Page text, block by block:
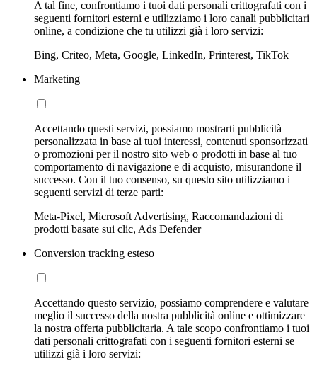
A tal fine, confrontiamo i tuoi dati personali crittografati con i
seguenti fornitori esterni e utilizziamo i loro canali pubblicitari
online, a condizione che tu utilizzi già i loro servizi:
Bing, Criteo, Meta, Google, LinkedIn, Printerest, TikTok
Marketing
Accettando questi servizi, possiamo mostrarti pubblicità
personalizzata in base ai tuoi interessi, contenuti sponsorizzati
o promozioni per il nostro sito web o prodotti in base al tuo
comportamento di navigazione e di acquisto, misurandone il
successo. Con il tuo consenso, su questo sito utilizziamo i
seguenti servizi di terze parti:
Meta-Pixel, Microsoft Advertising, Raccomandazioni di
prodotti basate sui clic, Ads Defender
Conversion tracking esteso
Accettando questo servizio, possiamo comprendere e valutare
meglio il successo della nostra pubblicità online e ottimizzare
la nostra offerta pubblicitaria. A tale scopo confrontiamo i tuoi
dati personali crittografati con i seguenti fornitori esterni se
utilizzi già i loro servizi: